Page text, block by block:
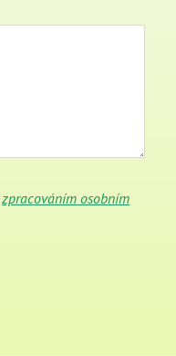
zpracováním osobním